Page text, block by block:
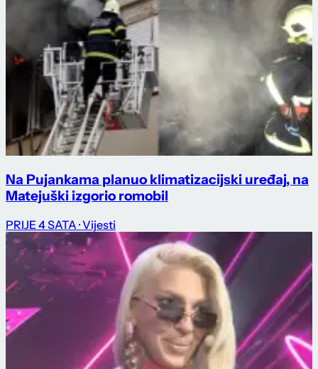
Na Pujankama planuo klimatizacijski uređaj, na
Matejuški izgorio romobil
PRIJE 4 SATA · Vijesti